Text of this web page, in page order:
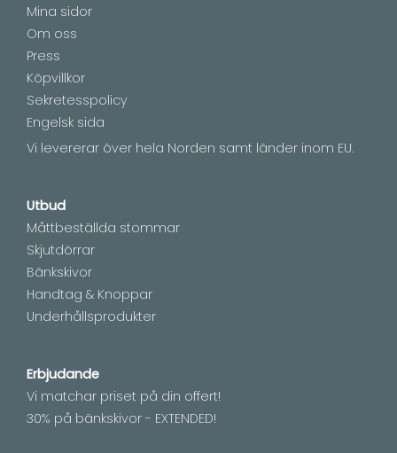
Mina sidor
Om oss
Press
Köpvillkor
Sekretesspolicy
Engelsk sida
Vi levererar över hela Norden samt länder inom EU.
Utbud
Måttbeställda stommar
Skjutdörrar
Bänkskivor
Handtag & Knoppar
Underhållsprodukter
Erbjudande
Vi matchar priset på din offert!
30% på bänkskivor - EXTENDED!